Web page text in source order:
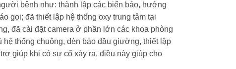
bệnh như: thành lập các biển báo, hướng
gọi; đã thiết lập hệ thống oxy trung tâm tại
đã cài đặt camera ở phần lớn các khoa phòng
thống chuông, đèn báo đầu giường, thiết lập
giúp khi có sự cố xảy ra, điều này giúp cho